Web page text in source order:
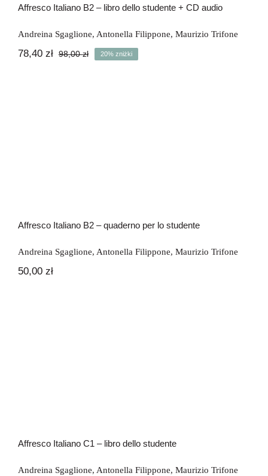
Affresco Italiano B2 – libro dello studente + CD audio
Andreina Sgaglione, Antonella Filippone, Maurizio Trifone
98,00złPierwotna
78,40 zł
Aktualna
20% zniżki
Affresco Italiano B2 – quaderno per lo studente
Andreina Sgaglione, Antonella Filippone, Maurizio Trifone
50,00 zł
Affresco Italiano C1 – libro dello studente
Andreina Sgaglione, Antonella Filippone, Maurizio Trifone